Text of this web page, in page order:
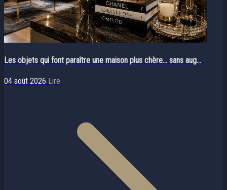
Les objets qui font paraître une maison plus chère… sans aug...
04 août 2026 Lire